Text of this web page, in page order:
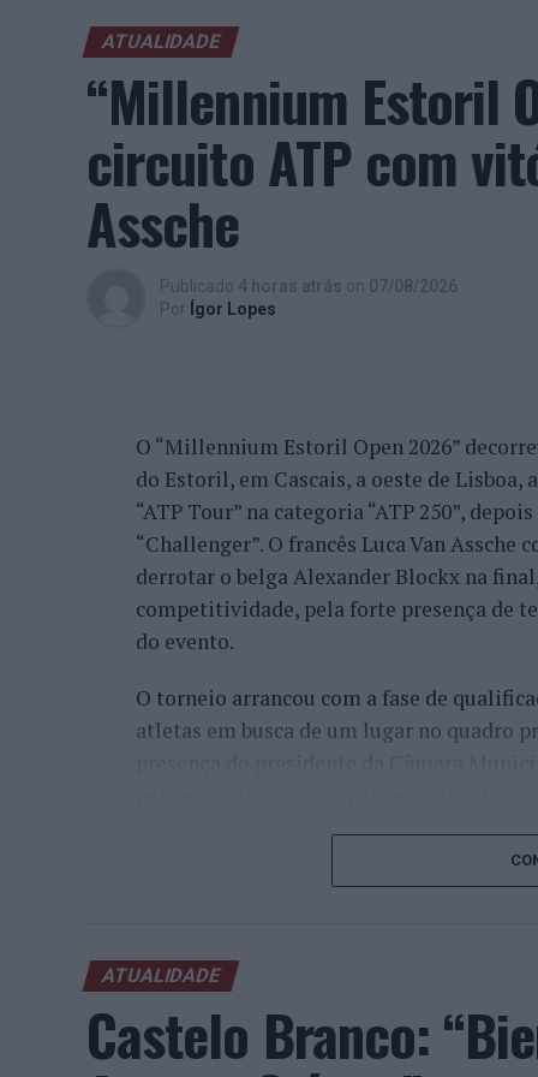
ATUALIDADE
“Millennium Estoril
circuito ATP com
Assche
Publicado 4 horas atrás on 07/08/2026
Por Ígor Lopes
O “Millennium Estoril Open 2026”
do Estoril, em Cascais, a oeste de
“ATP Tour” na categoria “ATP 250”,
“Challenger”. O francês Luca Van
derrotar o belga Alexander Blockx na
competitividade, pela forte presença de
do evento.
O torneio arrancou com a fase de
atletas em busca de um lugar no quadro
concelho no centro do calendário
Apesar das desistências de última hora
pelo italiano Luciano Darderi, pelo
Um dos momentos mais aguardados da
Wawrinka ao Estoril, integrado na
ATUALIDADE
Castelo Branco: